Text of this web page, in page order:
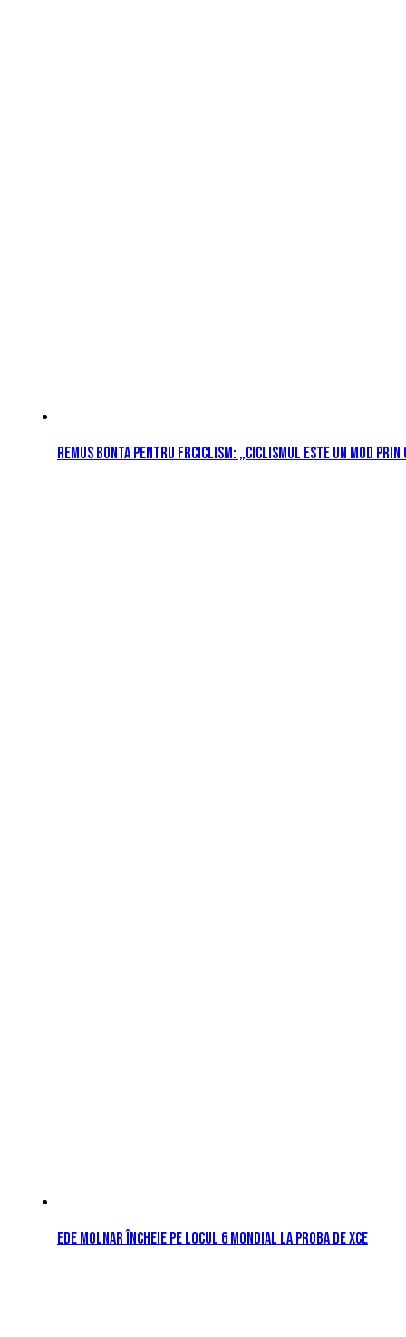
Remus Bonta pentru FRCiclism: „Ciclismul este un mod
Ede Molnar încheie pe locul 6 mondial la proba de XCE